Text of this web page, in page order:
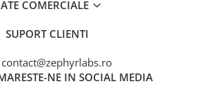
COMERCIALE
SUPORT CLIENTI
contact@zephyrlabs.ro
NE IN SOCIAL MEDIA